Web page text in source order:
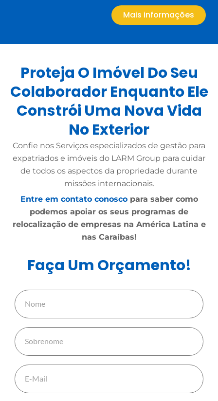
Mais informações
Faça Um Orçamento!
N
o
e
S
o
r
e
E
-
Proteja O Imóvel Do Seu
Colaborador Enquanto Ele
Constrói Uma Nova Vida
No Exterior
Confie nos Serviços especializados de gestão para
expatriados e imóveis do LARM Group para cuidar
de todos os aspectos da propriedade durante
missões internacionais.
Entre em contato conoscopara saber como
podemos apoiar os seus programas de
relocalização de empresas na América Latina e
nas Caraíbas!